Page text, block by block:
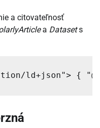
a citovateľnosť
a Datasets
ld+json"> {